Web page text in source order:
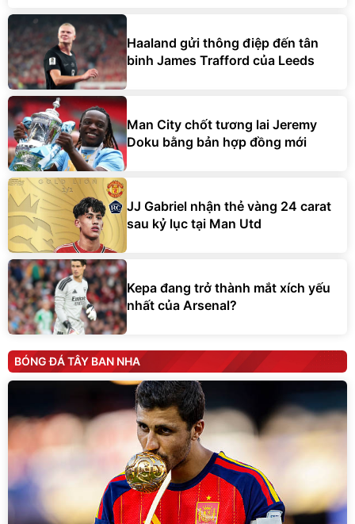
Haaland gửi thông điệp đến tân
binh James Trafford của Leeds
Man City chốt tương lai Jeremy
Doku bằng bản hợp đồng mới
JJ Gabriel nhận thẻ vàng 24 carat
sau kỷ lục tại Man Utd
Kepa đang trở thành mắt xích yếu
nhất của Arsenal?
BÓNG ĐÁ TÂY BAN NHA